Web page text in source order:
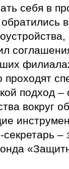
себя в
проходят
подход
вокруг